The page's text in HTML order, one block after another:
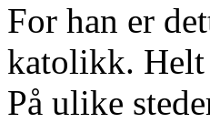
For han er
katolikk. Helt
På ulike